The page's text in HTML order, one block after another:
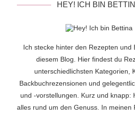
HEY! ICH BIN
Ich stecke hinter den Rezepten und
diesem Blog. Hier findest du
unterschiedlichsten Kategorien,
Backbuchrezensionen und
und -vorstellungen. Kurz und knapp:
alles rund um den Genuss. In meinen